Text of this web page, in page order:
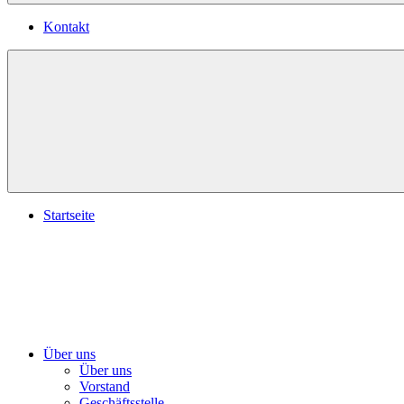
Kontakt
Startseite
Über uns
Über uns
Vorstand